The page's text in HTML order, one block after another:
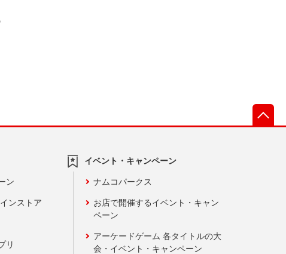
ン
ンストア
リ
イベント・キャンペーン
ナムコパークス
お店で開催するイベント・キャン
ペーン
アーケードゲーム 各タイトルの大
会・イベント・キャンペーン